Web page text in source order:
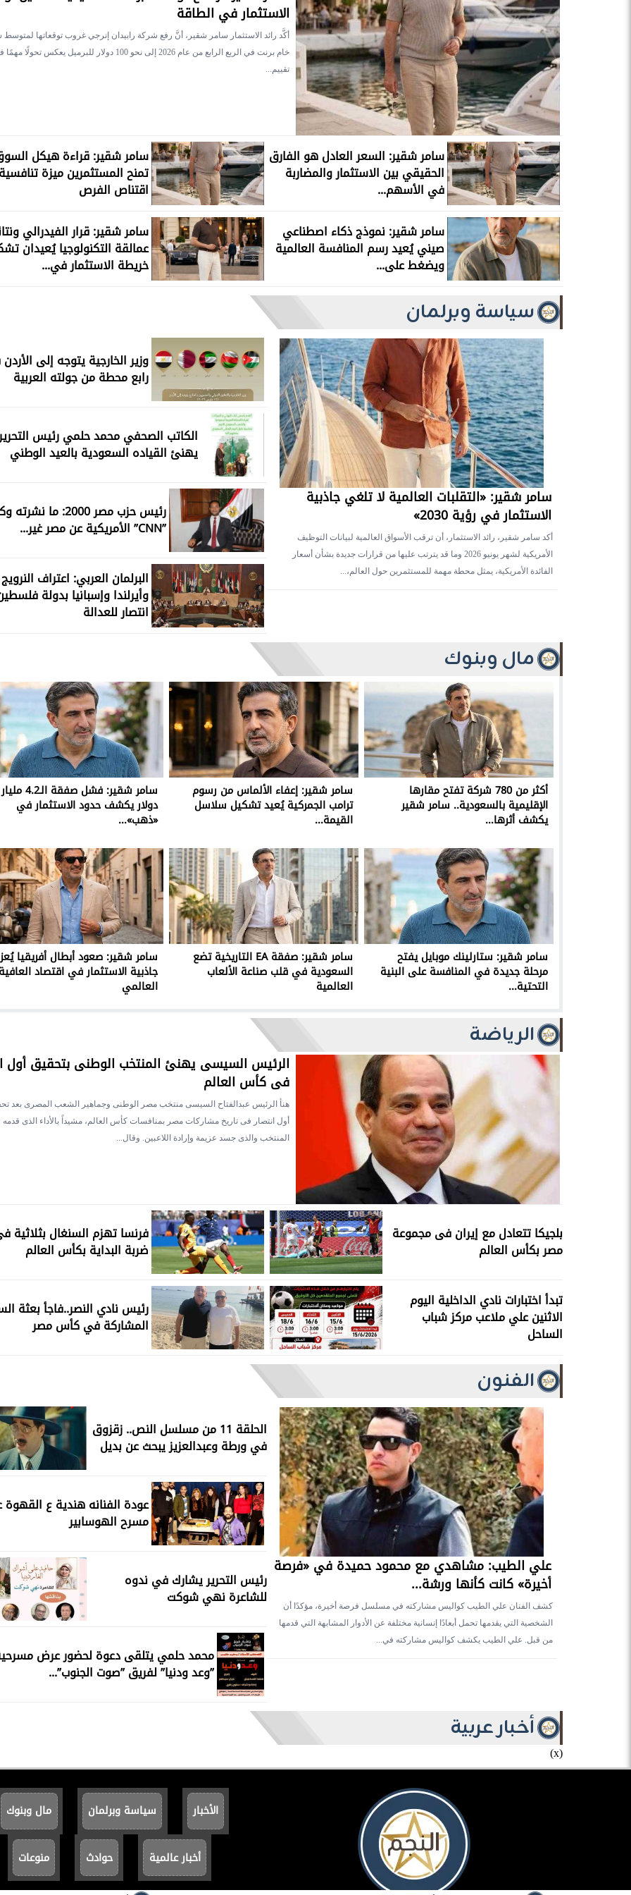
الاستثمار في الطاقة
أكَّد رائد الاستثمار سامر شقير، أنَّ رفع شركة رابيدان إنرجي غروب توقعاتها لمتوسط
خام برنت في الربع الرابع من عام 2026 إلى نحو 100 دولار للبرميل يعكس تحولًا
تقييم...
سامر شقير: السعر العادل هو الفارق
الحقيقي بين الاستثمار والمضاربة
في الأسهم...
سامر شقير: قراءة هيكل
تمنح المستثمرين ميزة
اقتناص الفرص
سامر شقير: نموذج ذكاء اصطناعي
صيني يُعيد رسم المنافسة العالمية
ويضغط على...
سامر شقير: قرار الفيدرالي
عمالقة التكنولوجيا يُعيدان
خريطة الاستثمار في...
سياسة وبرلمان
سامر شقير: «التقلبات العالمية لا تلغي جاذبية
الاستثمار في رؤية 2030»
أكد سامر شقير، رائد الاستثمار، أن ترقب الأسواق العالمية لبيانات التوظيف
الأمريكية لشهر يونيو 2026 وما قد يترتب عليها من قرارات جديدة بشأن أسعار
الفائدة الأمريكية، يمثل محطة مهمة للمستثمرين حول العالم،...
وزير الخارجية يتوجه إلى
رابع محطة من جولته العربية
الكاتب الصحفي محمد حلمي رئيس
يهنئ القياده السعودية بالعيد الوطني
رئيس حزب مصر 2000: ما
”CNN” الأمريكية عن مصر غير...
البرلمان العربي: اعتراف النرويج
وأيرلندا وإسبانيا بدولة
انتصار للعدالة
مال وبنوك
أكثر من 780 شركة تفتح مقارها
الإقليمية بالسعودية.. سامر شقير
يكشف أثرها...
سامر شقير: إعفاء الألماس من رسوم
ترامب الجمركية يُعيد تشكيل سلاسل
القيمة...
سامر شقير: فشل صفقة الـ4.2 مليار
دولار يكشف حدود الاستثمار في
«ذهب»...
سامر شقير: ستارلينك موبايل يفتح
مرحلة جديدة في المنافسة على البنية
التحتية...
سامر شقير: صفقة EA التاريخية تضع
السعودية في قلب صناعة الألعاب
العالمية
سامر شقير: صعود أبطال أفريقيا
جاذبية الاستثمار في اقتصاد العافية
العالمي
الرياضة
الرئيس السيسى يهنئ المنتخب الوطنى بتحقيق أول
فى كأس العالم
هنأ الرئيس عبدالفتاح السيسى منتخب مصر الوطنى وجماهير الشعب المصرى بعد
أول انتصار فى تاريخ مشاركات مصر بمنافسات كأس العالم، مشيداً بالأداء الذى قدمه
المنتخب والذى جسد عزيمة وإرادة اللاعبين. وقال...
بلجيكا تتعادل مع إيران فى مجموعة
مصر بكأس العالم
فرنسا تهزم السنغال بثلاثية
ضربة البداية بكأس العالم
تبدأ اختبارات نادي الداخلية اليوم
الاثنين علي ملاعب مركز شباب
الساحل
رئيس نادي النصر..فاجأ بعثة
المشاركة في كأس مصر
الفنون
علي الطيب: مشاهدي مع محمود حميدة في «فرصة
أخيرة» كانت كأنها ورشة...
كشف الفنان علي الطيب كواليس مشاركته في مسلسل فرصة أخيرة، مؤكدًا أن
الشخصية التي يقدمها تحمل أبعادًا إنسانية مختلفة عن الأدوار المشابهة التي قدمها
من قبل. علي الطيب يكشف كواليس مشاركته في...
الحلقة 11 من مسلسل النص.. زقزوق
في ورطة وعبدالعزيز يبحث عن بديل
عودة الفنانه هندية ع
مسرح الهوسابير
رئيس التحرير يشارك في ندوه
للشاعرة نهي شوكت
محمد حلمي يتلقى دعوة لحضور عرض
”وعد ودنيا” لفريق ”صوت الجنوب”...
أخبار عربية
(x)
الأخبار سياسة وبرلمان مال وبنوك
أخبار عالمية حوادث منوعات